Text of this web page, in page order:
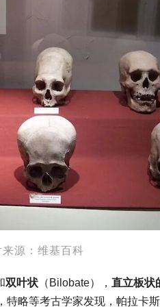
源：维基百科
双叶状 （Bilobate）， 直立板状
特略等考古学家发现，帕拉卡